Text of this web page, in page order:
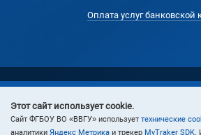
Оплата услуг банковской
© 2024 Владивостокский государственный
Этот сайт использует cookie.
Cайт ФГБОУ ВО «ВВГУ» использует технические
аналитики Яндекс Метрика и трекер MyTraker SDK.